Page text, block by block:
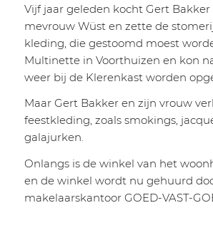
Vijf jaar geleden kocht Gert
mevrouw Wüst en zette de
kleding, die gestoomd moest
Multinette in Voorthuizen en kon
weer bij de Klerenkast worden
Maar Gert Bakker en zijn vrouw
feestkleding, zoals smokings,
galajurken.
Onlangs is de winkel van het
en de winkel wordt nu gehuurd
makelaarskantoor GOED-VAST-